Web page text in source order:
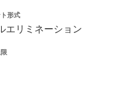
ト形式
エリミネーション